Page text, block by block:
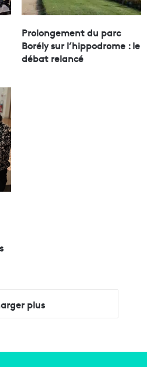
Prolongement du parc
Borély sur l’hippodrome : le
débat relancé
plus